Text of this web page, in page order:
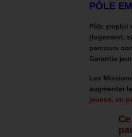
PÔLE
Pôle emploi
(logement,
parcours
Garantie
Les
augmenter
jeunes, en